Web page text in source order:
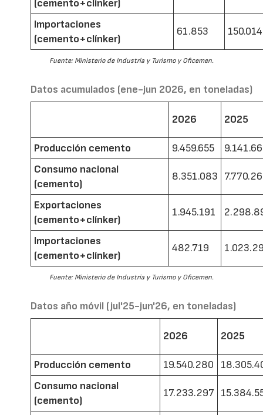
(cemento+clínker)
Importaciones
(cemento+clínker)
61.853 150.014
Fuente: Ministerio de Industria y Turismo y Oficemen.
Datos acumulados (ene-jun 2026, en toneladas)
2026 2025
Producción cemento 9.459.655
Consumo nacional
(cemento)
8.351.083
Exportaciones
(cemento+clínker)
1.945.191
Importaciones
(cemento+clínker)
482.719
Fuente: Ministerio de Industria y Turismo y Oficemen.
Datos año móvil (jul'25-jun'26, en toneladas)
2026 2025
Producción cemento 19.540.280
Consumo nacional
(cemento)
17.233.297